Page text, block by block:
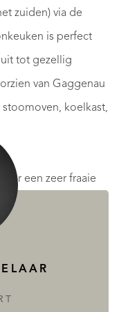
zuiden) via de
is perfect
tot gezellig
van Gaggenau
koelkast,
een zeer fraaie
kastenwand, airco
tot een eigen
is er